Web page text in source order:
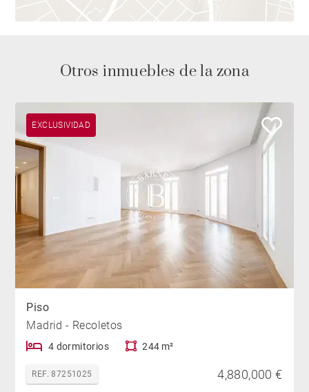
Otros inmuebles de la zona
EXCLUSIVIDAD
Piso
Madrid - Recoletos
4 dormitorios 244 m²
REF. 87251025 4,880,000 €